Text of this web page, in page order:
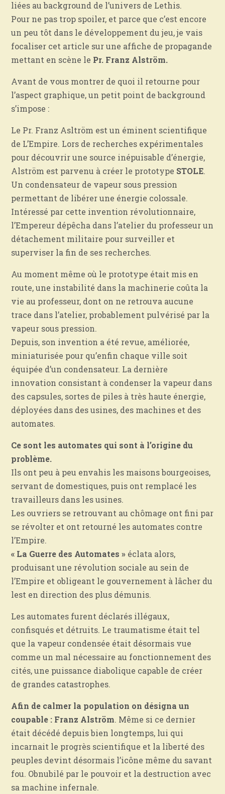
liées au background de l’univers de Lethis.
Pour ne pas trop spoiler, et parce que c’est encore
un peu tôt dans le développement du jeu, je vais
focaliser cet article sur une affiche de propagande
mettant en scène le Pr. Franz Alström.
Avant de vous montrer de quoi il retourne pour
l’aspect graphique, un petit point de background
s’impose :
Le Pr. Franz Asltröm est un éminent scientifique
de L’Empire. Lors de recherches expérimentales
pour découvrir une source inépuisable d’énergie,
Alström est parvenu à créer le prototype STOLE.
Un condensateur de vapeur sous pression
permettant de libérer une énergie colossale.
Intéressé par cette invention révolutionnaire,
l’Empereur dépêcha dans l’atelier du professeur un
détachement militaire pour surveiller et
superviser la fin de ses recherches.
Au moment même où le prototype était mis en
route, une instabilité dans la machinerie coûta la
vie au professeur, dont on ne retrouva aucune
trace dans l’atelier, probablement pulvérisé par la
vapeur sous pression.
Depuis, son invention a été revue, améliorée,
miniaturisée pour qu’enfin chaque ville soit
équipée d’un condensateur. La dernière
innovation consistant à condenser la vapeur dans
des capsules, sortes de piles à très haute énergie,
déployées dans des usines, des machines et des
automates.
Ce sont les automates qui sont à l’origine du
problème.
Ils ont peu à peu envahis les maisons bourgeoises,
servant de domestiques, puis ont remplacé les
travailleurs dans les usines.
Les ouvriers se retrouvant au chômage ont fini par
se révolter et ont retourné les automates contre
l’Empire.
« La Guerre des Automates » éclata alors,
produisant une révolution sociale au sein de
l’Empire et obligeant le gouvernement à lâcher du
lest en direction des plus démunis.
Les automates furent déclarés illégaux,
confisqués et détruits. Le traumatisme était tel
que la vapeur condensée était désormais vue
comme un mal nécessaire au fonctionnement des
cités, une puissance diabolique capable de créer
de grandes catastrophes.
Afin de calmer la population on désigna un
coupable : Franz Alström. Même si ce dernier
était décédé depuis bien longtemps, lui qui
incarnait le progrès scientifique et la liberté des
peuples devint désormais l’icône même du savant
fou. Obnubilé par le pouvoir et la destruction avec
sa machine infernale.